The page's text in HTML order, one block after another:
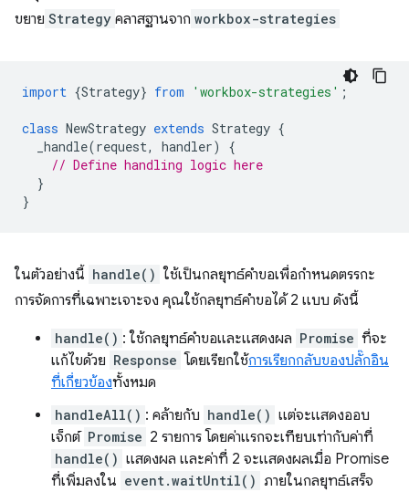
ขยาย Strategy คลาสฐานจาก workbox-strategies
import {Strategy} from 'workbox-strategies' ;
class NewStrategy extends Strategy {
_handle(request, handler)
{
// Define handling logic here
}
}
ในตัวอย่างนี้ handle() ใช้เป็นกลยุทธ์คำขอเพื่อกำหนดตรรกะ
การจัดการที่เฉพาะเจาะจง คุณใช้กลยุทธ์คำขอได้ 2 แบบ ดังนี้
handle() : ใช้กลยุทธ์คำขอและแสดงผล Promise ที่จะ
แก้ไขด้วย Response โดยเรียกใช้การเรียกกลับของปลั๊กอิน
ที่เกี่ยวข้องทั้งหมด
handleAll() : คล้ายกับ handle() แต่จะแสดงออบ
เจ็กต์ Promise 2 รายการ โดยค่าแรกจะเทียบเท่ากับค่าที่
handle() แสดงผล และค่าที่ 2 จะแสดงผลเมื่อ Promise
ที่เพิ่มลงใน event.waitUntil() ภายในกลยุทธ์เสร็จ